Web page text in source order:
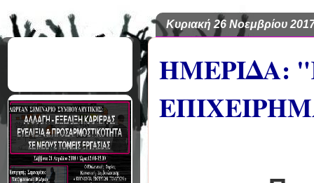
Κυριακή 26 Νοεμβρίου
ΗΜΕΡΙΔΑ: